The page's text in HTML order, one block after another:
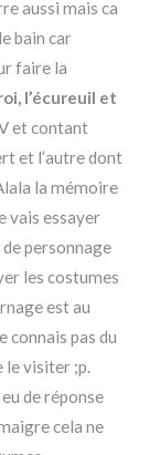
aussi mais ca
bain car
faire la
l’écureuil et
et contant
et l’autre dont
la mémoire
vais essayer
personnage
les costumes
est au
connais pas du
le visiter ;p.
de réponse
cela ne